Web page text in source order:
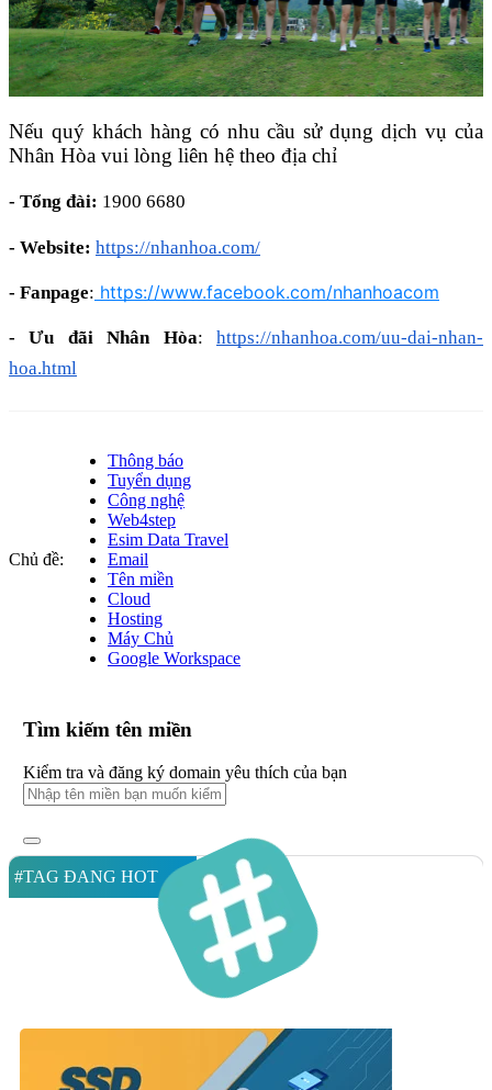
Nếu quý khách hàng có nhu cầu sử dụng dịch vụ của
Nhân Hòa vui lòng liên hệ theo địa chỉ
- Tổng đài: 1900 6680
- Website: https://nhanhoa.com/
- Fanpage: https://www.facebook.com/nhanhoacom
- Ưu đãi Nhân Hòa:
https://nhanhoa.com/uu-dai-nhan-
hoa.html
Chủ đề:
Thông báo
Tuyển dụng
Công nghệ
Web4step
Esim Data Travel
Email
Tên miền
Cloud
Hosting
Máy Chủ
Google Workspace
Tìm kiếm tên miền
Kiểm tra và đăng ký domain yêu thích của bạn
#TAG ĐANG HOT